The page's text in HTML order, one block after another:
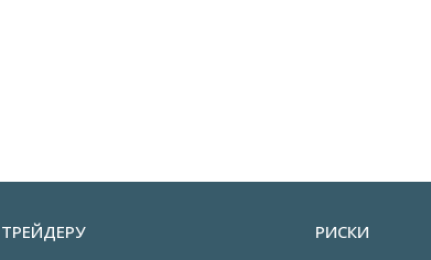
ТРЕЙДЕРУ РИСКИ